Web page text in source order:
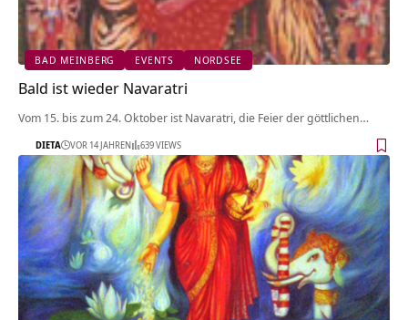
BAD MEINBERG EVENTS NORDSEE
Bald ist wieder Navaratri
Vom 15. bis zum 24. Oktober ist Navaratri, die Feier der göttlichen…
DIETA VOR 14 JAHREN 639 VIEWS